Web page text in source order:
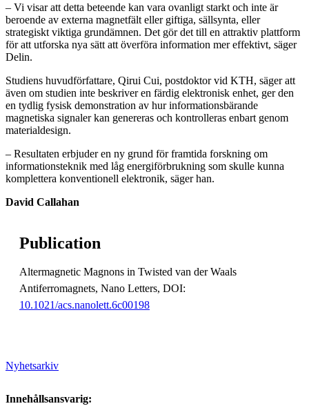
– Vi visar att detta beteende kan vara ovanligt starkt och inte är
beroende av externa magnetfält eller giftiga, sällsynta, eller
strategiskt viktiga grundämnen. Det gör det till en attraktiv plattform
för att utforska nya sätt att överföra information mer effektivt, säger
Delin.
Studiens huvudförfattare, Qirui Cui, postdoktor vid KTH, säger att
även om studien inte beskriver en färdig elektronisk enhet, ger den
en tydlig fysisk demonstration av hur informationsbärande
magnetiska signaler kan genereras och kontrolleras enbart genom
materialdesign.
– Resultaten erbjuder en ny grund för framtida forskning om
informationsteknik med låg energiförbrukning som skulle kunna
komplettera konventionell elektronik, säger han.
David Callahan
Publication
Altermagnetic Magnons in Twisted van der Waals
Antiferromagnets, Nano Letters, DOI:
10.1021/acs.nanolett.6c00198
Nyhetsarkiv
Innehållsansvarig: